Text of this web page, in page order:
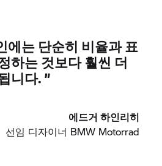
에는 단순히 비율과 표
하는 것보다 훨씬 더
니다. ”
에드거 하인리히
선임 디자이너 BMW Motorrad